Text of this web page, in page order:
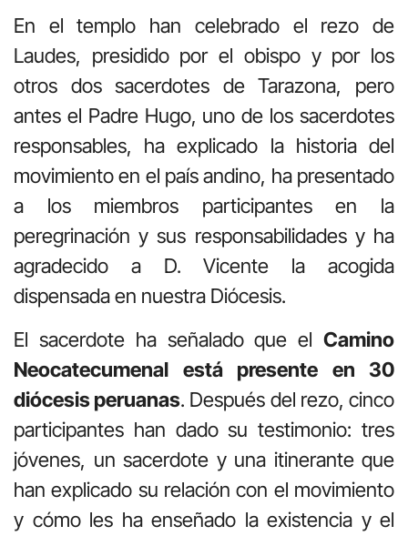
En el templo han celebrado el rezo de
Laudes, presidido por el obispo y por los
otros dos sacerdotes de Tarazona, pero
antes el Padre Hugo, uno de los sacerdotes
responsables, ha explicado la historia del
movimiento en el país andino, ha presentado
a los miembros participantes en la
peregrinación y sus responsabilidades y ha
agradecido a D. Vicente la acogida
dispensada en nuestra Diócesis.
El sacerdote ha señalado que el Camino
Neocatecumenal está presente en 30
diócesis peruanas. Después del rezo, cinco
participantes han dado su testimonio: tres
jóvenes, un sacerdote y una itinerante que
han explicado su relación con el movimiento
y cómo les ha enseñado la existencia y el